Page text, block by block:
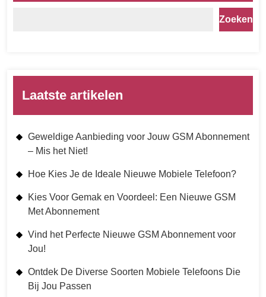
Zoeken
Laatste artikelen
Geweldige Aanbieding voor Jouw GSM Abonnement
– Mis het Niet!
Hoe Kies Je de Ideale Nieuwe Mobiele Telefoon?
Kies Voor Gemak en Voordeel: Een Nieuwe GSM
Met Abonnement
Vind het Perfecte Nieuwe GSM Abonnement voor
Jou!
Ontdek De Diverse Soorten Mobiele Telefoons Die
Bij Jou Passen